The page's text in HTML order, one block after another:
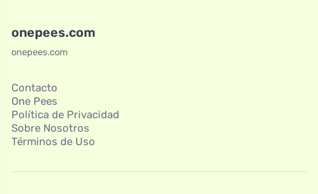
onepees.com
onepees.com
Contacto
One Pees
Política de Privacidad
Sobre Nosotros
Términos de Uso